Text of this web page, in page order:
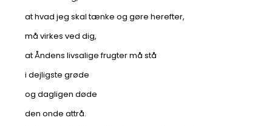
at hvad jeg skal tænke og gøre herefter,
må virkes ved dig,
at Åndens livsalige frugter må stå
i dejligste grøde
og dagligen døde
den onde attrå.